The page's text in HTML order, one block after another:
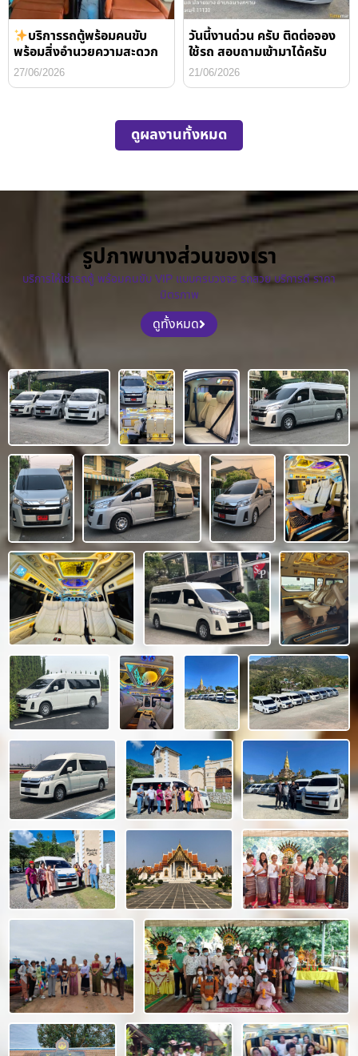
บริการรถตู้พร้อมคนขับ
พร้อมสิ่งอำนวยความสะดวก
27/06/2026
วันนี้งานด่วน ครับ ติดต่อจอง
ใช้รถ สอบถามเข้ามาได้ครับ
21/06/2026
ดูผลงานทั้งหมด
รูปภาพบางส่วนของเรา
บริการให้เช่ารถตู้ พร้อมคนขับ VIP แบบครบวงจร รถสวย บริการดี ราคา
มิตรภาพ
ดูทั้งหมด